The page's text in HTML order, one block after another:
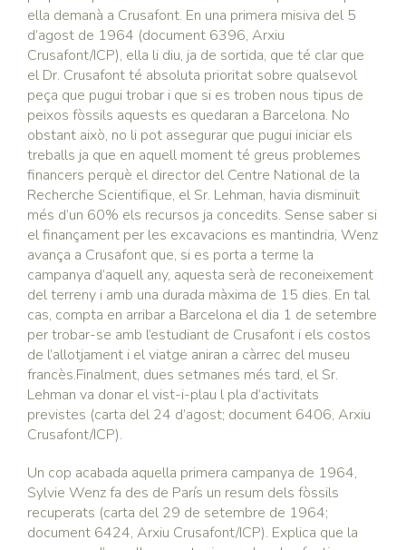
ella demanà a Crusafont. En una primera misiva del 5
d’agost de 1964 (document 6396, Arxiu
Crusafont/ICP), ella li diu, ja de sortida, que té clar que
el Dr. Crusafont té absoluta prioritat sobre qualsevol
peça que pugui trobar i que si es troben nous tipus de
peixos fòssils aquests es quedaran a Barcelona. No
obstant això, no li pot assegurar que pugui iniciar els
treballs ja que en aquell moment té greus problemes
financers perquè el director del Centre National de la
Recherche Scientifique, el Sr. Lehman, havia disminuït
més d’un 60% els recursos ja concedits. Sense saber si
el finançament per les excavacions es mantindria, Wenz
avança a Crusafont que, si es porta a terme la
campanya d’aquell any, aquesta serà de reconeixement
del terreny i amb una durada màxima de 15 dies. En tal
cas, compta en arribar a Barcelona el dia 1 de setembre
per trobar-se amb l’estudiant de Crusafont i els costos
de l’allotjament i el viatge aniran a càrrec del museu
francès.Finalment, dues setmanes més tard, el Sr.
Lehman va donar el vist-i-plau l pla d’activitats
previstes (carta del 24 d’agost; document 6406, Arxiu
Crusafont/ICP).
Un cop acabada aquella primera campanya de 1964,
Sylvie Wenz fa des de París un resum dels fòssils
recuperats (carta del 29 de setembre de 1964;
document 6424, Arxiu Crusafont/ICP). Explica que la